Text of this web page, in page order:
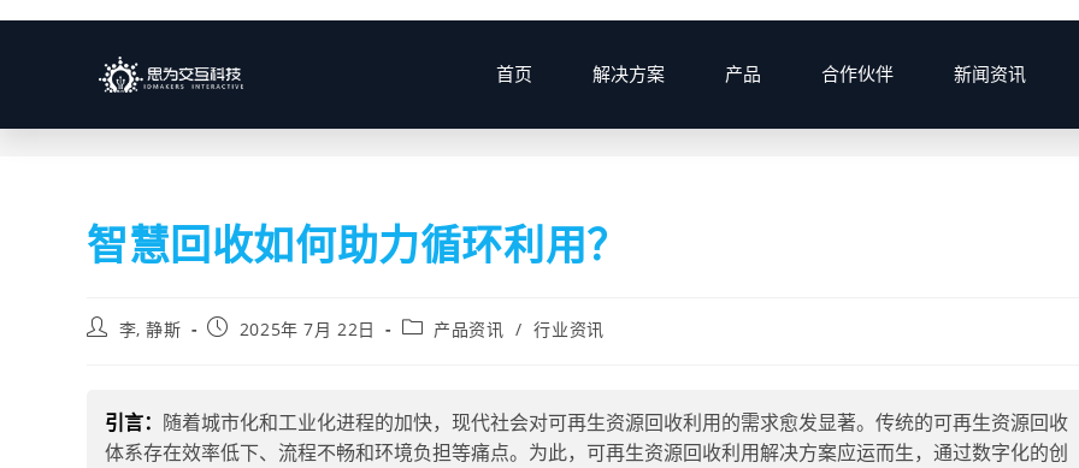
首页 解决方案 产品 合作伙伴 新闻资讯
博客
智慧回收如何助力循环利用？
李, 静斯 2025年 7月 22日 产品资讯 / 行业资讯
引言： 随着城市化和工业化进程的加快，现代社会对可再生资源回收利用的需求愈发显著。传统的可再生资源回收
体系存在效率低下、流程不畅和环境负担等痛点。为此，可再生资源回收利用解决方案应运而生，通过数字化的创